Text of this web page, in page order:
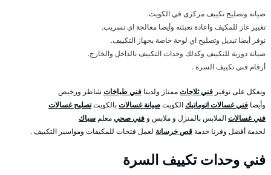
صيانة وتصليح تكييف مركزى في الكويت.
تغيير غاز للمكيف واعادة تعبئته وأيضا معالجة اي تسريب.
نوفر أيضا تبديل وتصليح اي لوحة خاصة بجهاز التكييف.
صيانة دورية للتكييف وكذلك وحدات التكييف بالداخل والخارج.
أرقام فني تكييف السرة .
ونعكل على توفير فني ثلاجاتممتاز ولدينا فني طباخات شاطر ورخيص
وأيضا فني غسالات اتوماتيك الكويتصيانة غسالاتبالكويتتصليح غسالات
فني غسالاتالملابس بالمنزل و ملابس و فني صحيمعلم سباك
لخدمة أفضل وفرنا خدمةقص خرسانة لعمل فتحات للمكيفات ومواسير التكييف .
فني وحدات تكييف السرة